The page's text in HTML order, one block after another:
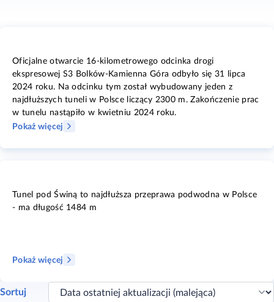
Oficjalne otwarcie 16-kilometrowego odcinka drogi
ekspresowej S3 Bolków-Kamienna Góra odbyło się 31 lipca
2024 roku. Na odcinku tym został wybudowany jeden z
najdłuższych tuneli w Polsce liczący 2300 m. Zakończenie prac
w tunelu nastąpiło w kwietniu 2024 roku.
Pokaż więcej
Tunel pod Świną to najdłuższa przeprawa podwodna w Polsce
- ma długość 1484 m
Pokaż więcej
Sortuj